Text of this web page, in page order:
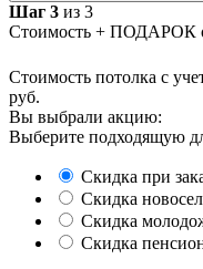
Шаг 3 из 3
Стоимость + ПОДАРОК
Стоимость потолка с
руб.
Вы выбрали акцию:
Выберите подходящую
Скидка при
Скидка
Скидка
Скидка